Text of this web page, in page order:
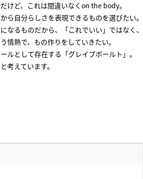
けど、これは間違いなくon the body。
ら自分らしさを表現できるものを選びたい。
なるものだから、「これでいい」ではなく、
情熱で、もの作りをしていきたい。
ルとして存在する「グレイブボールト」。
考えています。